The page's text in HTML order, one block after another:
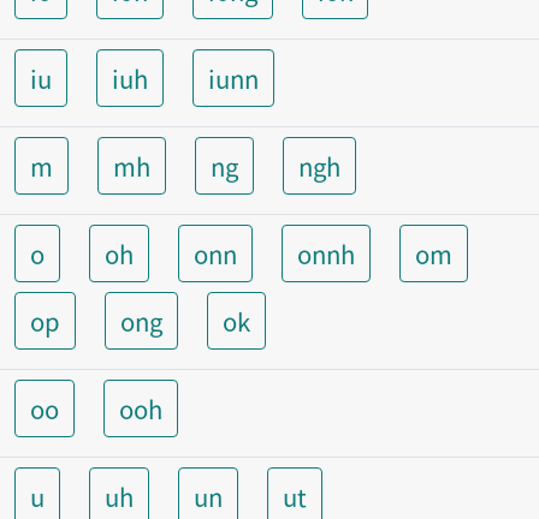
iu iuh iunn
m mh ng ngh
o oh onn onnh
om
op
ong ok
oo ooh
u uh un ut